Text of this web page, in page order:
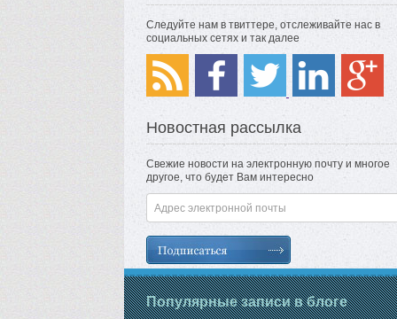
Следуйте нам в твиттере, отслеживайте нас в
социальных сетях и так далее
Новостная рассылка
Свежие новости на электронную почту и многое
другое, что будет Вам интересно
Популярные записи в блоге